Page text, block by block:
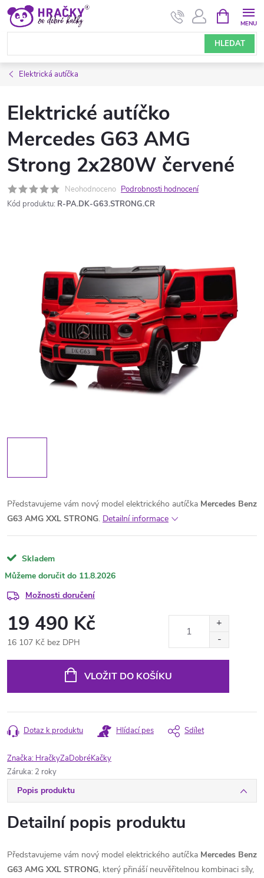
Přejít
obsah
HLEDAT
NÁKUPNÍ
KOŠÍK
Elektrická autíčka
Elektrické autíčko
Mercedes G63 AMG
Strong 2x280W červené
Neohodnoceno Podrobnosti hodnocení
Kód produktu: R-PA.DK-G63.STRONG.CR
Představujeme vám nový model elektrického autíčka Mercedes Benz
G63 AMG XXL STRONG. Detailní informace
Skladem
11.8.2026
Možnosti doručení
19 490 Kč
16 107 Kč bez DPH
VLOŽIT DO KOŠÍKU
Dotaz k produktu Hlídací pes Sdílet
Značka: HračkyZaDobréKačky
Záruka: 2 roky
Popis produktu
Detailní popis produktu
Představujeme vám nový model elektrického autíčka Mercedes Benz
G63 AMG XXL STRONG, který přináší neuvěřitelnou kombinaci síly,